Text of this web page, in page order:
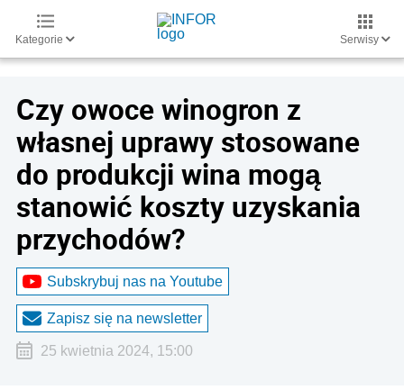
Kategorie Serwisy
Czy owoce winogron z
własnej uprawy stosowane
do produkcji wina mogą
stanowić koszty uzyskania
przychodów?
Subskrybuj nas na Youtube
Zapisz się na newsletter
25 kwietnia 2024, 15:00